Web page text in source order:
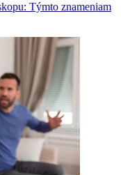
Týmto znameniam